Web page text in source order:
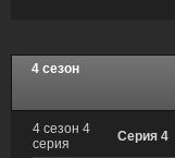
4 сезон
4 сезон 4
серия
Серия 4